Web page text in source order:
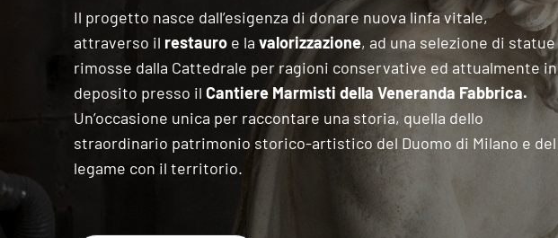
Il progetto nasce dall’esigenza di donare nuova linfa vitale,
attraverso il restauroe la valorizzazione, ad una selezione di statue
rimosse dalla Cattedrale per ragioni conservative ed attualmente in
deposito presso il Cantiere Marmisti della Veneranda Fabbrica.
Un’occasione unica per raccontare una storia, quella dello
straordinario patrimonio storico-artistico del Duomo di Milano e del
legame con il territorio.